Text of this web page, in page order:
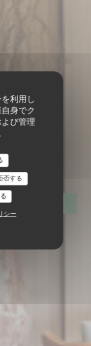
利用し
身でク
び管理
否する
シー